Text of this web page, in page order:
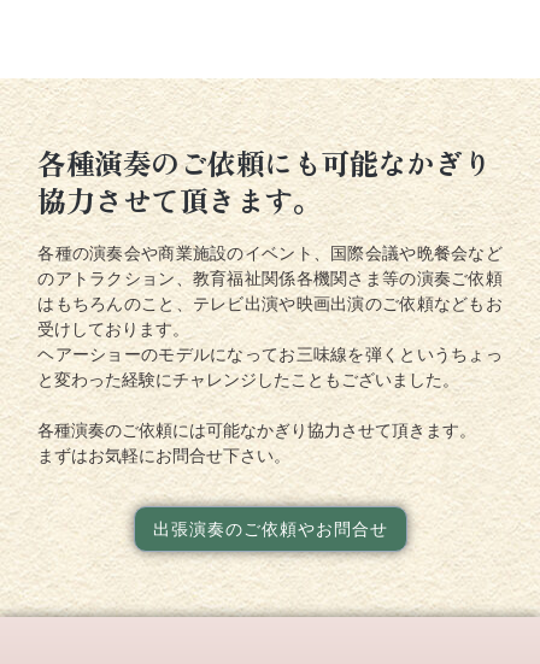
各種演奏のご依頼にも可能なかぎり
協力させて頂きます。
各種の演奏会や商業施設のイベント、国際会議や晩餐会など
のアトラクション、教育福祉関係各機関さま等の演奏ご依頼
はもちろんのこと、テレビ出演や映画出演のご依頼などもお
受けしております。
ヘアーショーのモデルになってお三味線を弾くというちょっ
と変わった経験にチャレンジしたこともございました。
各種演奏のご依頼には可能なかぎり協力させて頂きます。
まずはお気軽にお問合せ下さい。
出張演奏のご依頼やお問合せ